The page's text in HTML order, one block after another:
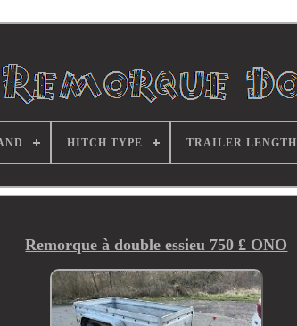
HITCH TYPE TRAILER LENGTH
Remorque à double essieu 750 £ ONO